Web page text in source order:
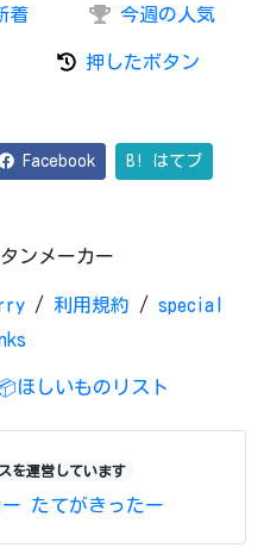
着 今週の人気
押したボタン
Facebook B! はてブ
ンメーカー
/ 利用規約 / special
ほしいものリスト
を運営しています
たてがきったー